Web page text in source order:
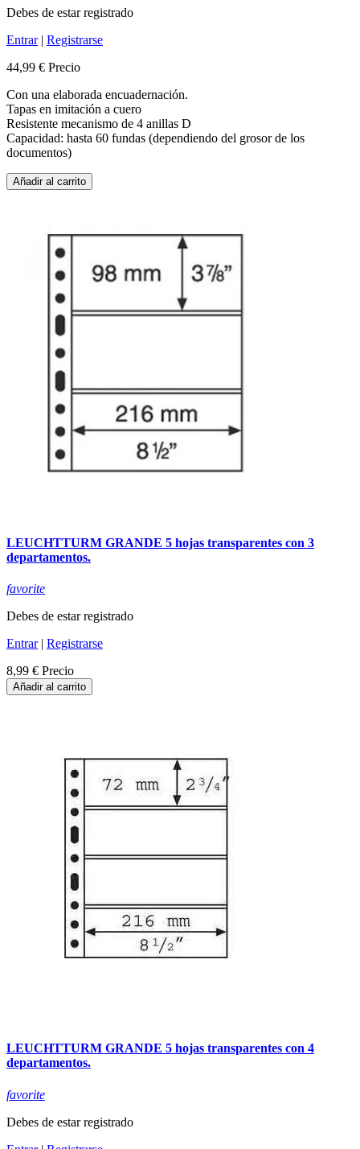
Debes de estar registrado
Entrar| Registrarse
44,99 € Precio
Con una elaborada encuadernación.
Tapas en imitación a cuero
Resistente mecanismo de 4 anillas D
Capacidad: hasta 60 fundas (dependiendo del grosor de los
documentos)
Añadir al carrito
LEUCHTTURM GRANDE 5 hojas transparentes con 3
departamentos.
favorite
Debes de estar registrado
Entrar| Registrarse
8,99 € Precio
Añadir al carrito
LEUCHTTURM GRANDE 5 hojas transparentes con 4
departamentos.
favorite
Debes de estar registrado